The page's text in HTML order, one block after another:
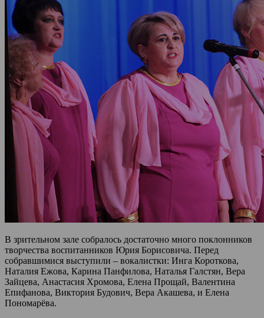
В зрительном зале собралось достаточно много поклонников
творчества воспитанников Юрия Борисовича. Перед
собравшимися выступили – вокалистки: Инга Короткова,
Наталия Ежова, Карина Панфилова, Наталья Галстян, Вера
Зайцева, Анастасия Хромова, Елена Прощай, Валентина
Епифанова, Виктория Будович, Вера Акашева, и Елена
Пономарёва.